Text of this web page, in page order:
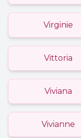
Virginie
Vittoria
Viviana
Vivianne